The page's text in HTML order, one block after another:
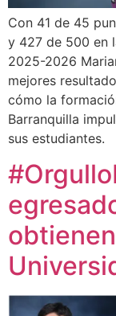
Con 41 de 45
y 427 de 500 en
2025-2026
mejores
cómo la
Barranquilla
sus estudiantes.